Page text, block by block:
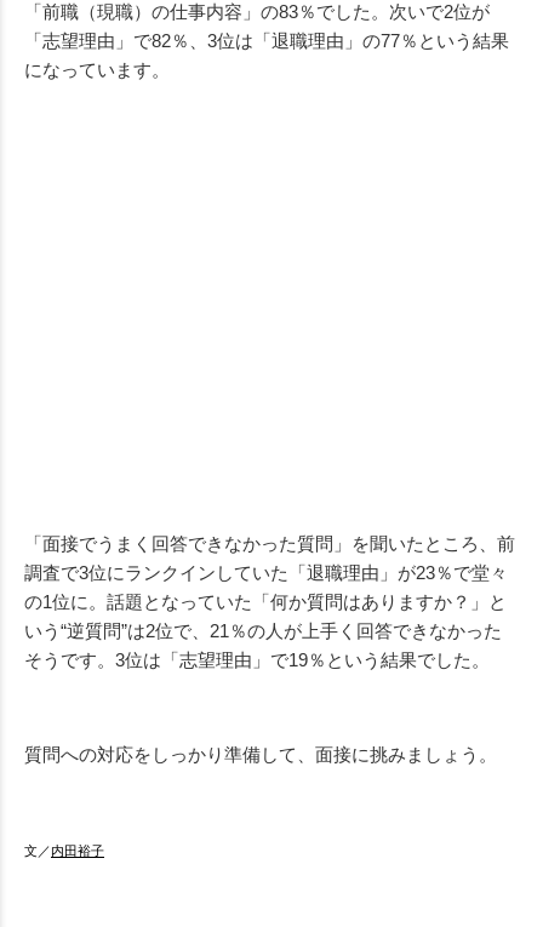
「前職（現職）の仕事内容」の83％でした。次いで2位が
「志望理由」で82％、3位は「退職理由」の77％という結果
になっています。
「面接でうまく回答できなかった質問」を聞いたところ、前
調査で3位にランクインしていた「退職理由」が23％で堂々
の1位に。話題となっていた「何か質問はありますか？」と
いう“逆質問”は2位で、21％の人が上手く回答できなかった
そうです。3位は「志望理由」で19％という結果でした。
質問への対応をしっかり準備して、面接に挑みましょう。
文／内田裕子